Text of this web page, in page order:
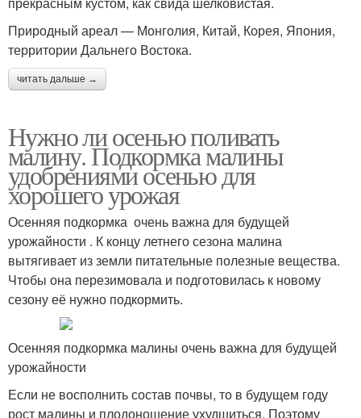
Природный ареал — Монголия, Китай, Корея, Япония,
территории Дальнего Востока.
читать дальше →
Нужно ли осенью поливать
малину. Подкормка малины
удобрениями осенью для
хорошего урожая
Осенняя подкормка очень важна для будущей
урожайности . К концу летнего сезона малина
вытягивает из земли питательные полезные вещества.
Чтобы она перезимовала и подготовилась к новому
сезону её нужно подкормить.
Осенняя подкормка малины очень важна для будущей
урожайности
Если не восполнить состав почвы, то в будущем году
рост малины и плодоношение ухудшиться. Поэтому